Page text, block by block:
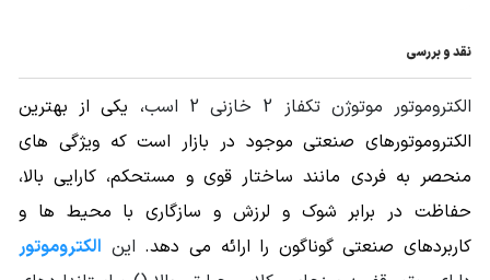
IP
54
منبع الکتریکی
الکتروموتور
تکفاز
جنس پوسته آلومینیوم Aluminium
نقد و بررسی
الکتروموتور موتوژن تکفاز 2 خازنی 2 اسب
، یکی از بهترین
الکتروموتورهای صنعتی موجود در بازار است که ویژگی های
منحصر به فردی مانند ساختار قوی و مستحکم، کارایی بالا،
حفاظت در برابر شوک و لرزش و سازگاری با محیط ها و
کاربردهای صنعتی گوناگون را ارائه می دهد. این الکتروموتور